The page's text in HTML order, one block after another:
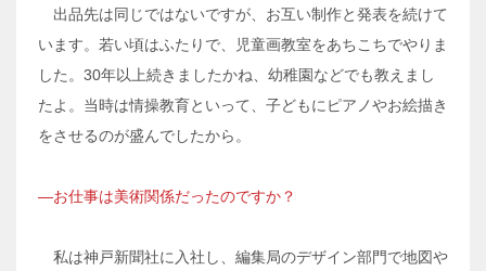
出品先は同じではないですが、お互い制作と発表を続けて
います。若い頃はふたりで、児童画教室をあちこちでやりま
した。30年以上続きましたかね、幼稚園などでも教えまし
たよ。当時は情操教育といって、子どもにピアノやお絵描き
をさせるのが盛んでしたから。
―お仕事は美術関係だったのですか？
私は神戸新聞社に入社し、編集局のデザイン部門で地図や